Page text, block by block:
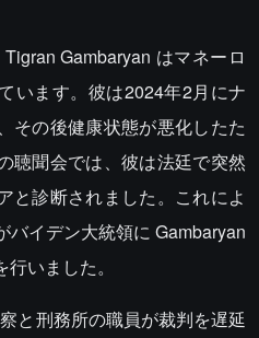
Gambaryan はマネーロ
います。彼は2024年2月にナ
その後健康状態が悪化したた
聴聞会では、彼は法廷で突然
と診断されました。これによ
バイデン大統領に Gambaryan
いました。
と刑務所の職員が裁判を遅延